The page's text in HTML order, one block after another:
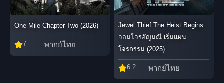
One Mile Chapter Two (2026)
7 พากย์ไทย
Jewel Thief The Heist Begins
จอมโจรอัญมณี เริ่มแผน
โจรกรรม (2025)
6.2 พากย์ไทย